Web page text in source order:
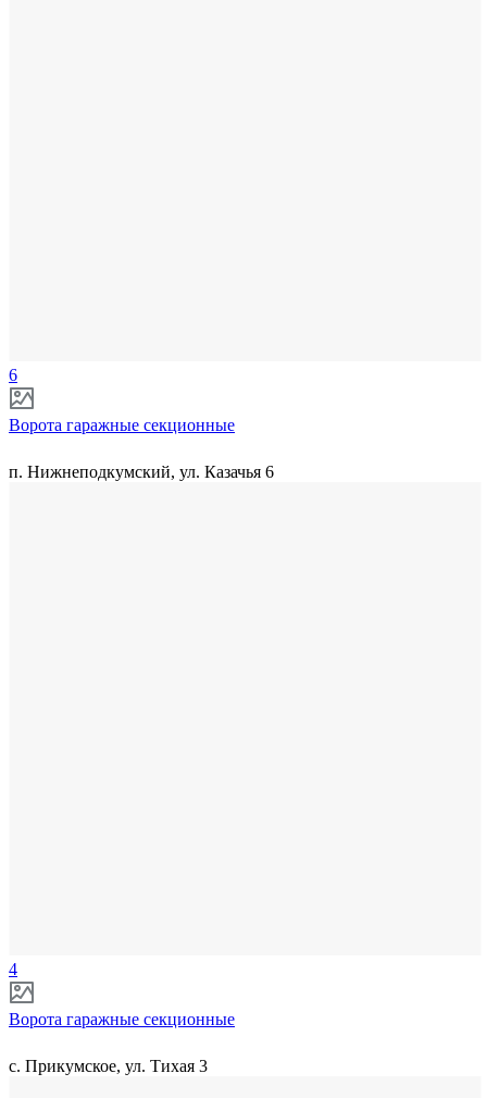
6
Ворота гаражные секционные
п. Нижнеподкумский, ул. Казачья 6
4
Ворота гаражные секционные
с. Прикумское, ул. Тихая 3